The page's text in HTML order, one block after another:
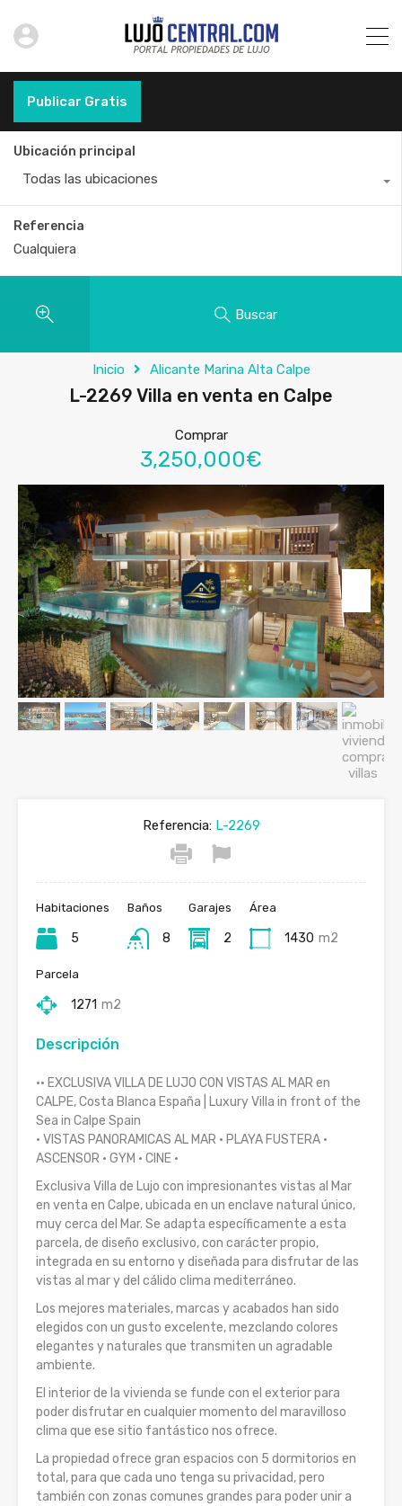
Publicar Gratis
Ubicación principal
Todas las ubicaciones
Referencia
Buscar
Inicio Alicante Marina Alta Calpe
L-2269 Villa en venta en Calpe
Comprar
3,250,000€
Referencia:L-2269
Habitaciones
5
Baños
8
Garajes
2
Área
1430 m2
Parcela
1271 m2
Descripción
·· EXCLUSIVA VILLA DE LUJO CON VISTAS AL MAR en
CALPE, Costa Blanca España | Luxury Villa in front of the
Sea in Calpe Spain
· VISTAS PANORAMICAS AL MAR · PLAYA FUSTERA ·
ASCENSOR · GYM · CINE ·
Exclusiva Villa de Lujo con impresionantes vistas al Mar
en venta en Calpe, ubicada en un enclave natural único,
muy cerca del Mar. Se adapta específicamente a esta
parcela, de diseño exclusivo, con carácter propio,
integrada en su entorno y diseñada para disfrutar de las
vistas al mar y del cálido clima mediterráneo.
Los mejores materiales, marcas y acabados han sido
elegidos con un gusto excelente, mezclando colores
elegantes y naturales que transmiten un agradable
ambiente.
El interior de la vivienda se funde con el exterior para
poder disfrutar en cualquier momento del maravilloso
clima que ese sitio fantástico nos ofrece.
La propiedad ofrece gran espacios con 5 dormitorios en
total, para que cada uno tenga su privacidad, pero
también con zonas comunes grandes para poder unir a